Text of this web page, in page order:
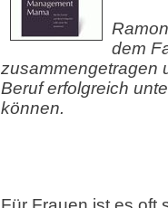
dem
zusammengetragen
Beruf erfolgreich
können.